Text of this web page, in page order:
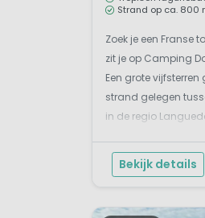
aan
blok
Strand op ca. 800
Zoek je een Franse
zit je op Camping
Een grote
strand gelegen
in de regio
de witte
Bekijk details